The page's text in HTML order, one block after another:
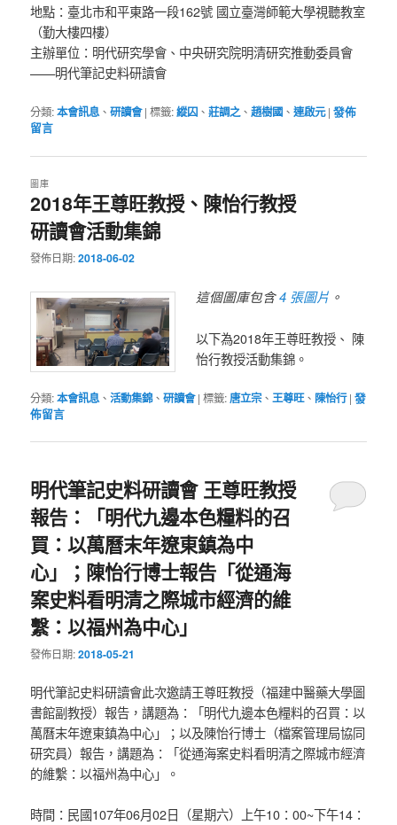
地點：臺北市和平東路一段162號 國立臺灣師範大學視聽教室
（勤大樓四樓）
主辦單位：明代研究學會、中央研究院明清研究推動委員會
——明代筆記史料研讀會
分類:本會訊息 、研讀會 |標籤:縱囚 、莊調之 、趙樹國 、連啟元 |發佈
留言
2018年王尊旺教授、陳怡行教授
研讀會活動集錦
圖庫
發佈日期:2018-06-02
這個圖庫包含4 張圖片 。
以下為2018年王尊旺教授、 陳
怡行教授活動集錦。
分類:本會訊息 、活動集錦、研讀會 |標籤:唐立宗、王尊旺、 陳怡行 |發
佈留言
明代筆記史料研讀會 王尊旺教授
報告：「明代九邊本色糧料的召
買：以萬曆末年遼東鎮為中
心」；陳怡行博士報告「從通海
案史料看明清之際城市經濟的維
繫：以福州為中心」
發佈日期:2018-05-21
明代筆記史料研讀會此次邀請王尊旺教授（福建中醫藥大學圖
書館副教授）報告，講題為：「明代九邊本色糧料的召買：以
萬曆末年遼東鎮為中心」；以及陳怡行博士（檔案管理局協同
研究員）報告，講題為：「從通海案史料看明清之際城市經濟
的維繫：以福州為中心」。
時間：民國107年06月02日（星期六）上午10：00~下午14：